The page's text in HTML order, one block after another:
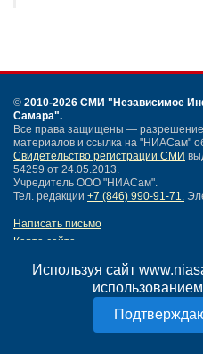
Используя сайт
© 2010-2026 СМИ "Независимое
Самара".
Все права защищены — разрешение
материалов и ссылка на "НИАСам"
Свидетельство регистрации СМИ
54259 от 24.05.2013.
Учредитель ООО "НИАСам".
Тел. редакции +7 (846) 990-91-71.
Написать письмо
Карта сайта
Политика конфиденциальности
Согласие на обработку